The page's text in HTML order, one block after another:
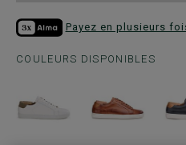
Payez en plusieurs
COULEURS DISPONIBLES